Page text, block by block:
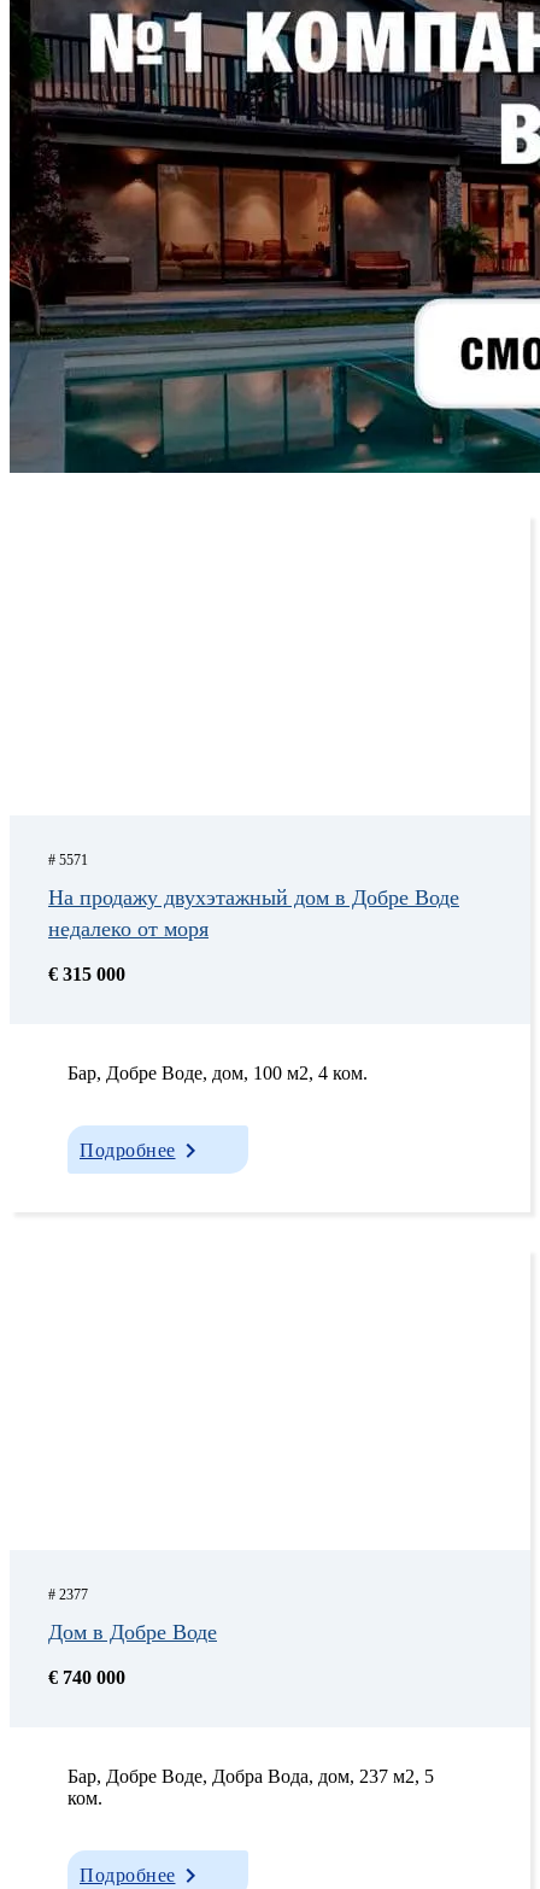
# 5571
На продажу двухэтажный дом в Добре Воде
недалеко от моря
€ 315 000
Бар, Добрe Водe, дом, 100 м2, 4 ком.
Подробнее
# 2377
Дом в Добре Воде
€ 740 000
Бар, Добрe Водe, Добра Вода, дом, 237 м2, 5
ком.
Подробнее